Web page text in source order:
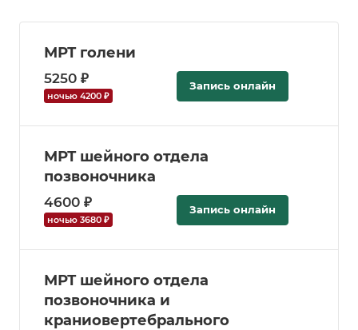
МРТ голени
5250 ₽
ночью 4200 ₽
Запись онлайн
МРТ шейного отдела
позвоночника
4600 ₽
ночью 3680 ₽
Запись онлайн
МРТ шейного отдела
позвоночника и
краниовертебрального